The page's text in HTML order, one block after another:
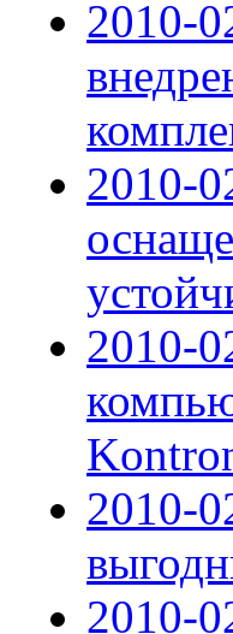
2010-
2010-
2010-
2010-
2010-